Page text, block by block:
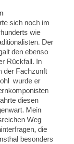
sich noch im
wie
Der
den ebenso
Rückfall. In
der Fachzunft
wurde er
diesen
Mein
Weg
die
besonders